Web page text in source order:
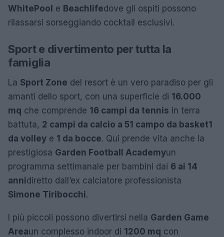
White Pool e Beachlifedove gli ospiti possono
rilassarsi sorseggiando cocktail esclusivi.
Sport e divertimento per tutta la
famiglia
La Sport Zone del resort è un vero paradiso per gli
amanti dello sport, con una superficie di 16.000
mq che comprende 16 campi da tennis in terra
battuta, 2 campi da calcio a 51 campo da basket1
da volley e 1 da bocce. Qui prende vita anche la
prestigiosa Garden Football Academyun
programma settimanale per bambini dai 6 ai 14
annidiretto dall’ex calciatore professionista
Simone Tiribocchi.
I più piccoli possono divertirsi nella Garden Game
Areaun complesso indoor di 1200 mq con